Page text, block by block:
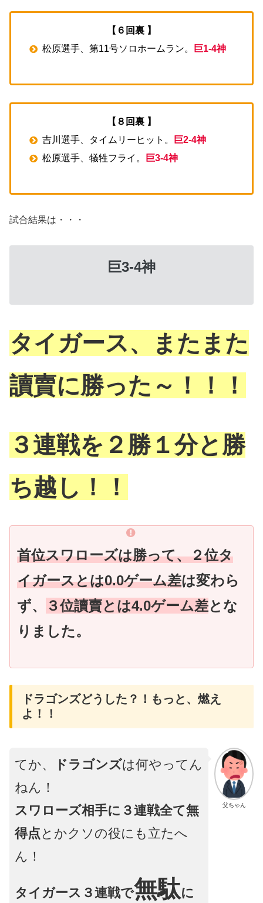
【６回裏 】
松原選手、第11号ソロホームラン。
巨1-4神
【８回裏 】
吉川選手、タイムリーヒット。
巨2-4神
松原選手、犠牲フライ。
巨3-4神
試合結果は・・・
巨3-4神
タイガース、またまた
讀賣に勝った～！！！
３連戦を２勝１分と勝
ち越し！！
首位スワローズは勝って、２位タ
イガースとは0.0ゲーム差は変わら
ず、
３位讀賣とは4.0ゲーム差とな
りました。
ドラゴンズどうした？！もっと、燃え
よ！！
父ちゃん
てか、 ドラゴンズは何やってん
ねん！
スワローズ相手に３連戦全て無
得点とかクソの役にも立たへ
ん！
タイガース３連戦で無駄に